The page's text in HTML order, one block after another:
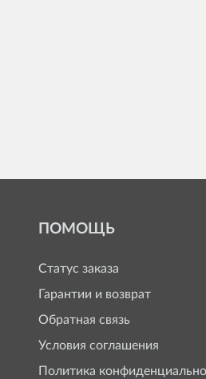
ПОМОЩЬ
Статус заказа
Гарантии и возврат
Обратная связь
Условия соглашения
Политика